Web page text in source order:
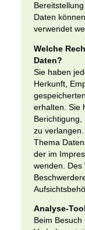
Daten
verwendet
Welche
Daten?
Sie haben
Herkunft,
erhalten. Sie
zu
Thema
der im
wenden. Des
Analyse-
Beim